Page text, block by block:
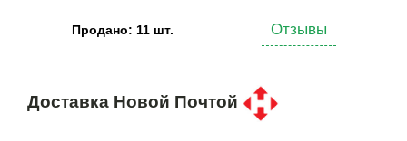
Продано: 11 шт. Отзывы
Доставка Новой Почтой